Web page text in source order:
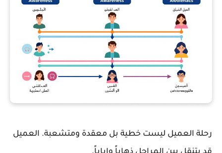
رحلة العميل ليست خطية بل معقدة ومتشعبة. العميل